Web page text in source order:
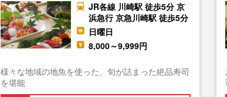
JR各線 川崎駅 徒歩5分 京
浜急行 京急川崎駅 徒歩5分
日曜日
8,000～9,999円
様々な地域の地魚を使った、旬が詰まった絶品寿司
を堪能